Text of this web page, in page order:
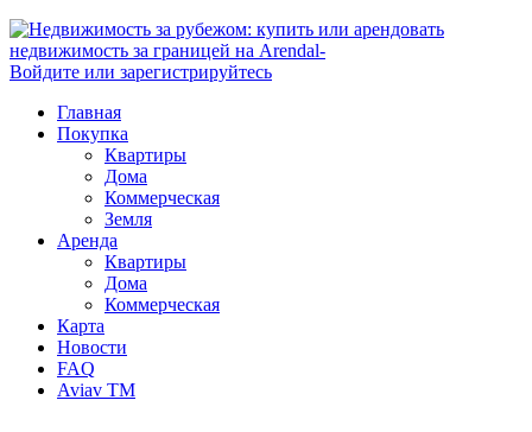
Войдите или зарегистрируйтесь
Главная
Покупка
Квартиры
Дома
Коммерческая
Земля
Аренда
Квартиры
Дома
Коммерческая
Карта
Новости
FAQ
Aviav TM